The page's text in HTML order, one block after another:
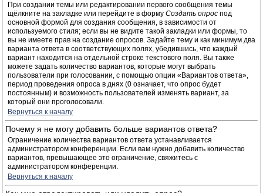
При создании темы или редактировании первого сообщения темы
щёлкните на закладке или перейдите в форму Создать опрос под
основной формой для создания сообщения, в зависимости от
используемого стиля; если вы не видите такой закладки или формы, то
вы не имеете прав на создание опросов. Задайте тему и как минимум два
варианта ответа в соответствующих полях, убедившись, что каждый
вариант находится на отдельной строке текстового поля. Вы также
можете задать количество вариантов, которые могут выбрать
пользователи при голосовании, с помощью опции «Вариантов ответа»,
период проведения опроса в днях (0 означает, что опрос будет
постоянным) и возможность пользователей изменять вариант, за
который они проголосовали.
Вернуться к началу
Почему я не могу добавить больше вариантов ответа?
Ограничение количества вариантов ответа устанавливается
администратором конференции. Если вам нужно добавить количество
вариантов, превышающее это ограничение, свяжитесь с
администратором конференции.
Вернуться к началу